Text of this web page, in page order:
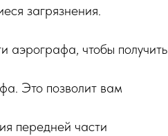
загрязнения.
аэрографа, чтобы получить
Это позволит вам
передней части